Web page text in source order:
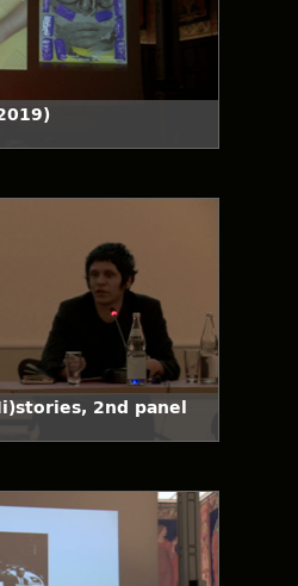
2nd panel